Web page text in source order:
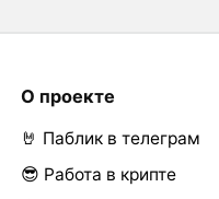
О проекте
🤘 Паблик в телеграм
😎 Работа в крипте